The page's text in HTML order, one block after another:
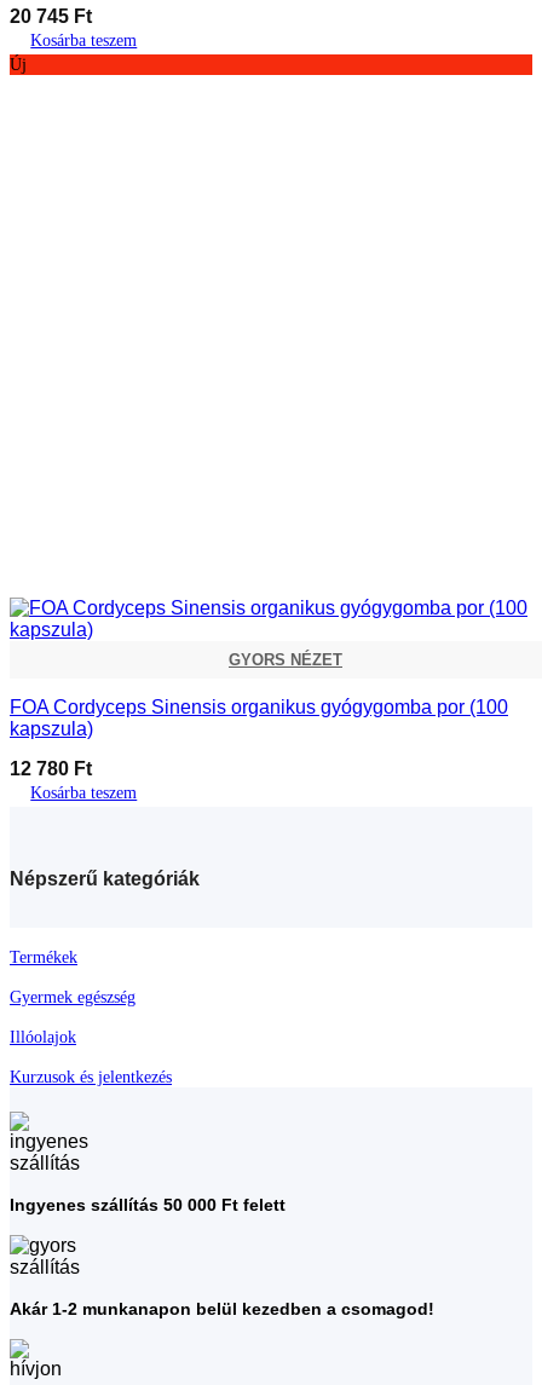
20 745 Ft
Kosárba teszem
Új
GYORS NÉZET
FOA Cordyceps Sinensis organikus gyógygomba por (100
kapszula)
12 780 Ft
Kosárba teszem
Népszerű kategóriák
Termékek
Gyermek egészség
Illóolajok
Kurzusok és jelentkezés
Ingyenes szállítás 50 000 Ft felett
Akár 1-2 munkanapon belül kezedben a csomagod!